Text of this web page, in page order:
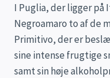
I Puglia, der ligger på
Negroamaro to af de
Primitivo, der er
sine intense frugtige
samt sin høje